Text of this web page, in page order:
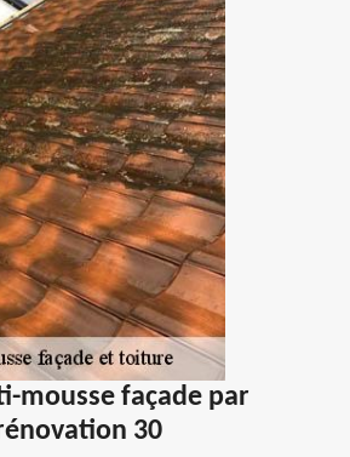
mousse façade par
30